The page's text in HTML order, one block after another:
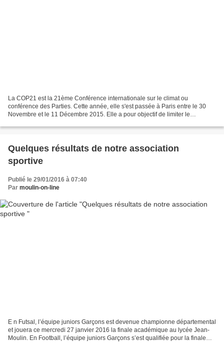
La COP21 est la 21ème Conférence internationale sur le climat ou
conférence des Parties. Cette année, elle s'est passée à Paris entre le 30
Novembre et le 11 Décembre 2015. Elle a pour objectif de limiter le
Quelques résultats de notre association
sportive
Publié le 29/01/2016 à 07:40
Par moulin-on-line
E n Futsal, l’équipe juniors Garçons est devenue championne départemental
et jouera ce mercredi 27 janvier 2016 la finale académique au lycée Jean-
Moulin. En Football, l’équipe juniors Garçons s’est qualifiée pour la finale